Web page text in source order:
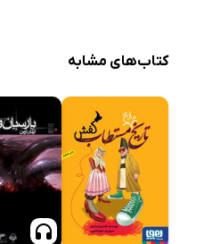
کتاب‌های مشابه